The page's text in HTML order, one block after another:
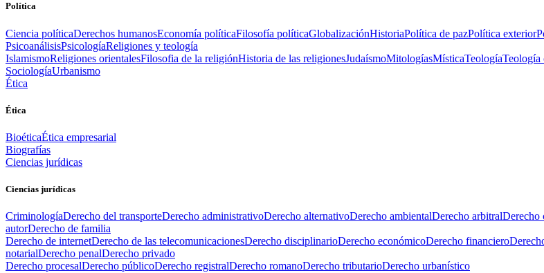
Política
Ciencia políticaDerechos humanosEconomía políticaFilosofía políticaGlobalizaciónHistoriaPolítica de pazPolítica exterior
PsicoanálisisPsicologíaReligiones y teología
IslamismoReligiones orientalesFilosofia de la religiónHistoria de las religionesJudaísmoMitologíasMísticaTeologíaTeología
SociologíaUrbanismo
Ética
Ética
BioéticaÉtica empresarial
Biografías
Ciencias jurídicas
Ciencias jurídicas
CriminologíaDerecho del transporteDerecho administrativoDerecho alternativoDerecho ambientalDerecho arbitralDerecho
autorDerecho de familia
Derecho de internetDerecho de las telecomunicacionesDerecho disciplinarioDerecho económicoDerecho financiero
notarialDerecho penalDerecho privado
Derecho procesalDerecho públicoDerecho registralDerecho romanoDerecho tributarioDerecho urbanístico